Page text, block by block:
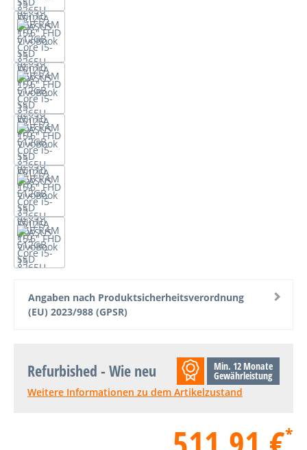
Angaben nach Produktsicherheitsverordnung
(EU) 2023/988 (GPSR)
Refurbished - Wie neu Min. 12 Monate
Gewährleistung
Weitere Informationen zu dem Artikelzustand
*